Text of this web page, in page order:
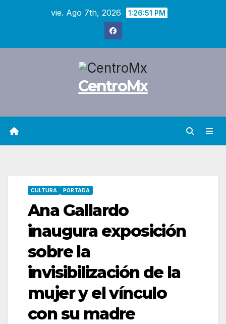
vie. Ago 7th, 2026 1:26:52 PM
CentroMx
CULTURA PORTADA
Ana Gallardo
inaugura exposición
sobre la
invisibilización de la
mujer y el vínculo
con su madre